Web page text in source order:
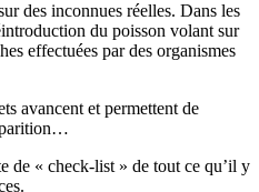
des inconnues réelles. Dans les
du poisson volant sur
effectuées par des organismes
avancent et permettent de
de « check-list » de tout ce qu’il y